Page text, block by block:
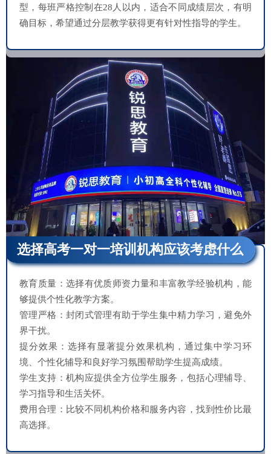
型，每班严格控制在28人以内，适合不同成绩层次，有明
确目标，希望通过分层教学获得更有针对性指导的学生。
选择高考一对一培训机构应该考虑什么
教育质量：选择有优质师资力量和丰富教学经验机构，能
够提供个性化教学方案。
管理严格：封闭式管理有助于学生集中精力学习，避免外
界干扰。
提分效果：选择有显著提分效果机构，通过集中学习环
境、个性化辅导和良好学习氛围帮助学生提高成绩。
学生支持：机构应提供全方位学生服务，包括心理辅导、
学习指导和生活关怀。
费用合理：比较不同机构价格和服务内容，找到性价比最
高选择。